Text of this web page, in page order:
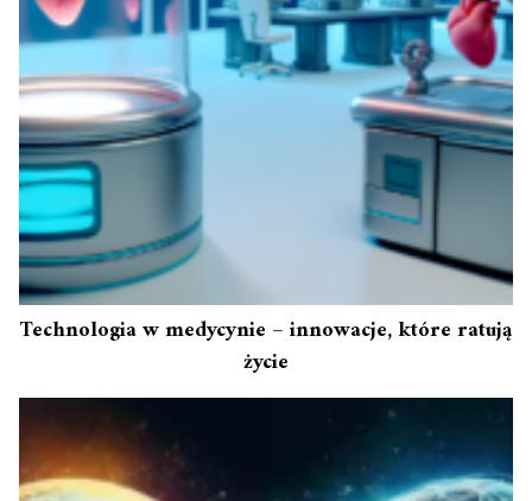
Technologia w medycynie – innowacje, które ratują
życie